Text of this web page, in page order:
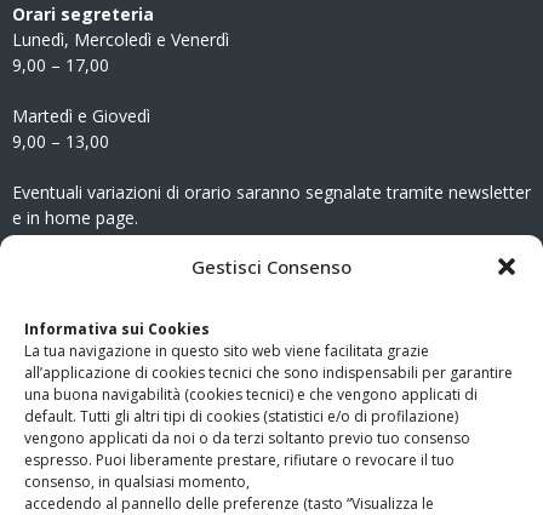
Gestisci Consenso
Informativa sui Cookies
La tua navigazione in questo sito web viene facilitata grazie
all’applicazione di cookies tecnici che sono indispensabili per garantire
una buona navigabilità (cookies tecnici) e che vengono applicati di
default. Tutti gli altri tipi di cookies (statistici e/o di profilazione)
vengono applicati da noi o da terzi soltanto previo tuo consenso
espresso. Puoi liberamente prestare, rifiutare o revocare il tuo
consenso, in qualsiasi momento,
accedendo al pannello delle preferenze (tasto “Visualizza le
Orari segreteria
Lunedì, Mercoledì e Venerdì
9,00 – 17,00
Martedì e Giovedì
9,00 – 13,00
Eventuali variazioni di orario saranno segnalate tramite newsletter
e in home page.
www.odg.toscana.it – testata registrata presso il Tribunale di
Firenze al nr. 5208 dell’ 08.10.2002. Direttore responsabile:
Giampaolo Marchini – C.F. 80005790482
LINK UTILI